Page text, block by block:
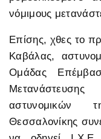
νόμιμους
Επίσης, χθες το
Καβάλας,
Ομάδας
αστυνομικών
Θεσσαλονίκης